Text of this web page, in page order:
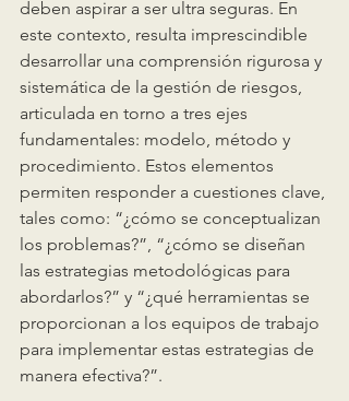
deben aspirar a ser ultra seguras. En
este contexto, resulta imprescindible
desarrollar una comprensión rigurosa y
sistemática de la gestión de riesgos,
articulada en torno a tres ejes
fundamentales: modelo, método y
procedimiento. Estos elementos
permiten responder a cuestiones clave,
tales como: “¿cómo se conceptualizan
los problemas?”, “¿cómo se diseñan
las estrategias metodológicas para
abordarlos?” y “¿qué herramientas se
proporcionan a los equipos de trabajo
para implementar estas estrategias de
manera efectiva?”.